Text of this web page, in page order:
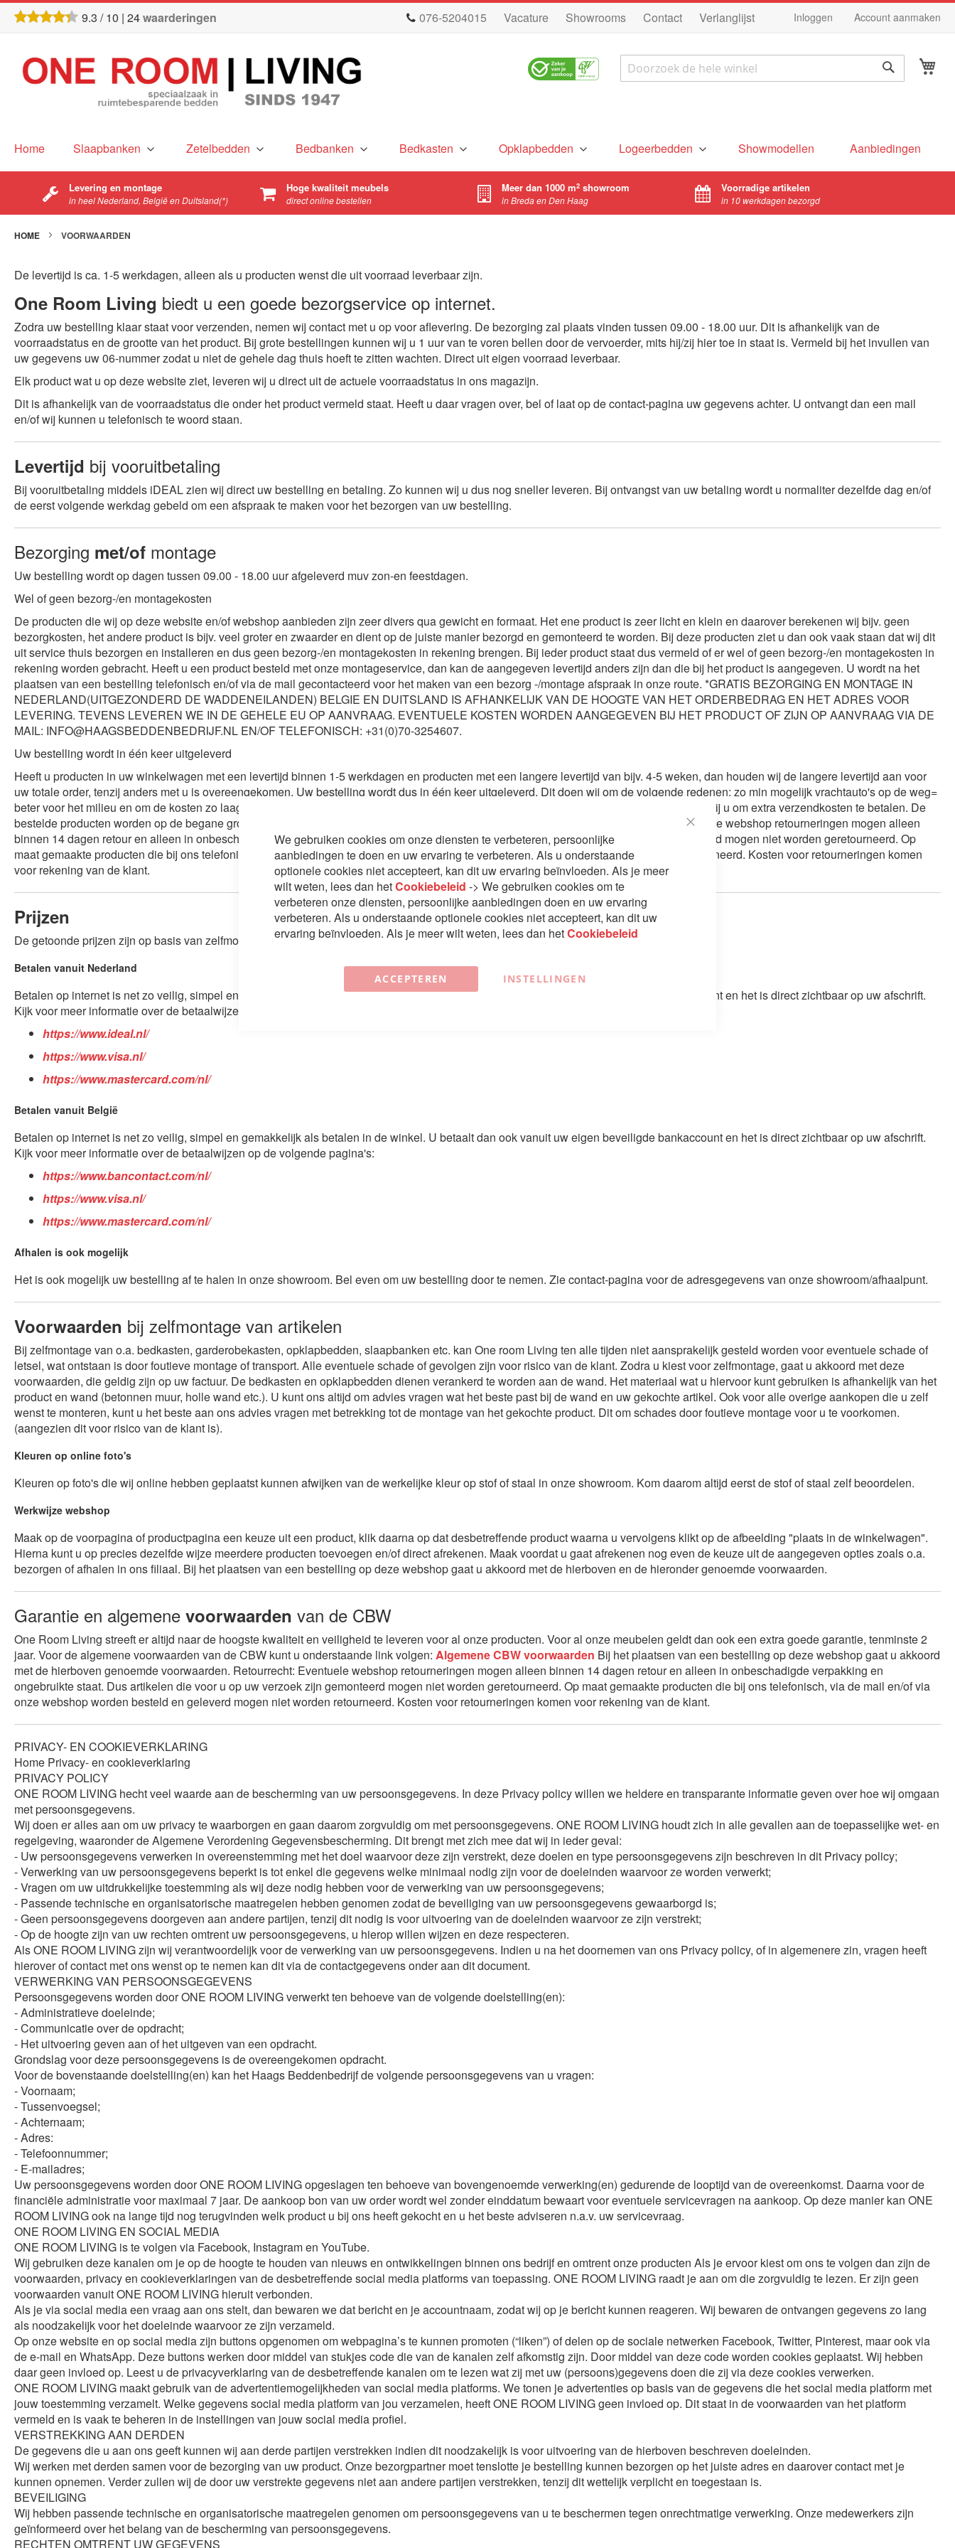
Cookie
We gebruiken cookies om onze diensten te verbeteren, persoonlijke
aanbiedingen te doen en uw ervaring te verbeteren. Als u onderstaande
optionele cookies niet accepteert, kan dit uw ervaring beïnvloeden. Als je meer
wilt weten, lees dan hetCookiebeleid -> We gebruiken cookies om te
verbeteren onze diensten, persoonlijke aanbiedingen doen en uw ervaring
verbeteren. Als u onderstaande optionele cookies niet accepteert, kan dit uw
ervaring beïnvloeden. Als je meer wilt weten, lees dan hetCookiebeleid
ACCEPTEREN INSTELLINGEN
Ga
9.3 / 10 | 24waarderingen 076-5204015 Vacature Showrooms Contact Verlanglijst Inloggen Account aanmaken
Zoek
Zoek
Home Slaapbanken Zetelbedden Bedbanken Bedkasten Opklapbedden Logeerbedden Showmodellen Aanbiedingen
Levering en montage
in heel Nederland, België en Duitsland(*)
Hoge kwaliteit meubels
direct online bestellen
Meer dan 1000 m2 showroom
in Breda en Den Haag
Voorradige artikelen
in 10 werkdagen bezorgd
HOME VOORWAARDEN
De levertijd is ca. 1-5 werkdagen, alleen als u producten wenst die uit voorraad leverbaar zijn.
One Room Living biedt u een goede bezorgservice op internet.
Zodra uw bestelling klaar staat voor verzenden, nemen wij contact met u op voor aflevering. De bezorging zal plaats vinden tussen 09.00 - 18.00 uur. Dit is afhankelijk van de
voorraadstatus en de grootte van het product. Bij grote bestellingen kunnen wij u 1 uur van te voren bellen door de vervoerder, mits hij/zij hier toe in staat is. Vermeld bij het invullen van
uw gegevens uw 06-nummer zodat u niet de gehele dag thuis hoeft te zitten wachten. Direct uit eigen voorraad leverbaar.
Elk product wat u op deze website ziet, leveren wij u direct uit de actuele voorraadstatus in ons magazijn.
Dit is afhankelijk van de voorraadstatus die onder het product vermeld staat. Heeft u daar vragen over, bel of laat op de contact-pagina uw gegevens achter. U ontvangt dan een mail
en/of wij kunnen u telefonisch te woord staan.
Levertijd bij vooruitbetaling
Bij vooruitbetaling middels iDEAL zien wij direct uw bestelling en betaling. Zo kunnen wij u dus nog sneller leveren. Bij ontvangst van uw betaling wordt u normaliter dezelfde dag en/of
de eerst volgende werkdag gebeld om een afspraak te maken voor het bezorgen van uw bestelling.
Bezorging met/of montage
Uw bestelling wordt op dagen tussen 09.00 - 18.00 uur afgeleverd muv zon-en feestdagen.
Wel of geen bezorg-/en montagekosten
De producten die wij op deze website en/of webshop aanbieden zijn zeer divers qua gewicht en formaat. Het ene product is zeer licht en klein en daarover berekenen wij bijv. geen
bezorgkosten, het andere product is bijv. veel groter en zwaarder en dient op de juiste manier bezorgd en gemonteerd te worden. Bij deze producten ziet u dan ook vaak staan dat wij dit
uit service thuis bezorgen en installeren en dus geen bezorg-/en montagekosten in rekening brengen. Bij ieder product staat dus vermeld of er wel of geen bezorg-/en montagekosten in
rekening worden gebracht. Heeft u een product besteld met onze montageservice, dan kan de aangegeven levertijd anders zijn dan die bij het product is aangegeven. U wordt na het
plaatsen van een bestelling telefonisch en/of via de mail gecontacteerd voor het maken van een bezorg -/montage afspraak in onze route. *GRATIS BEZORGING EN MONTAGE IN
NEDERLAND(UITGEZONDERD DE WADDENEILANDEN) BELGIE EN DUITSLAND IS AFHANKELIJK VAN DE HOOGTE VAN HET ORDERBEDRAG EN HET ADRES VOOR
LEVERING. TEVENS LEVEREN WE IN DE GEHELE EU OP AANVRAAG. EVENTUELE KOSTEN WORDEN AANGEGEVEN BIJ HET PRODUCT OF ZIJN OP AANVRAAG VIA DE
MAIL: INFO@HAAGSBEDDENBEDRIJF.NL EN/OF TELEFONISCH: +31(0)70-3254607.
Uw bestelling wordt in één keer uitgeleverd
Heeft u producten in uw winkelwagen met een levertijd binnen 1-5 werkdagen en producten met een langere levertijd van bijv. 4-5 weken, dan houden wij de langere levertijd aan voor
uw totale order, tenzij anders met u is overeengekomen. Uw bestelling wordt dus in één keer uitgeleverd. Dit doen wij om de volgende redenen: zo min mogelijk vrachtauto's op de weg=
beter voor het milieu en om de kosten zo laag mogelijk te houden. Wenst u de producten toch liever eerder geleverd te krijgen, dan vragen wij u om extra verzendkosten te betalen. De
bestelde producten worden op de begane grondvloer geleverd achter de voordeur, tenzij anders met u is afgesproken. Retourrecht: Eventuele webshop retourneringen mogen alleen
binnen 14 dagen retour en alleen in onbeschadigde verpakking en ongebruikte staat. Dus artikelen die voor u op uw verzoek zijn gemonteerd mogen niet worden geretourneerd. Op
maat gemaakte producten die bij ons telefonisch, via de mail en/of via onze webshop worden besteld en geleverd mogen niet worden retourneerd. Kosten voor retourneringen komen
voor rekening van de klant.
Prijzen
De getoonde prijzen zijn op basis van zelfmontage, tenzij anders vermeld. Alle getoonde prijzen zijn inclusief 21% BTW.
Betalen vanuit Nederland
Betalen op internet is net zo veilig, simpel en gemakkelijk als betalen in de winkel. U betaalt dan ook vanuit uw eigen beveiligde bankaccount en het is direct zichtbaar op uw afschrift.
Kijk voor meer informatie over de betaalwijzen op de volgende pagina's:
https://www.ideal.nl/
https://www.visa.nl/
https://www.mastercard.com/nl/
Betalen vanuit België
Betalen op internet is net zo veilig, simpel en gemakkelijk als betalen in de winkel. U betaalt dan ook vanuit uw eigen beveiligde bankaccount en het is direct zichtbaar op uw afschrift.
Kijk voor meer informatie over de betaalwijzen op de volgende pagina's:
https://www.bancontact.com/nl/
https://www.visa.nl/
https://www.mastercard.com/nl/
Afhalen is ook mogelijk
Het is ook mogelijk uw bestelling af te halen in onze showroom. Bel even om uw bestelling door te nemen. Zie contact-pagina voor de adresgegevens van onze showroom/afhaalpunt.
Voorwaarden bij zelfmontage van artikelen
Bij zelfmontage van o.a. bedkasten, garderobekasten, opklapbedden, slaapbanken etc. kan One room Living ten alle tijden niet aansprakelijk gesteld worden voor eventuele schade of
letsel, wat ontstaan is door foutieve montage of transport. Alle eventuele schade of gevolgen zijn voor risico van de klant. Zodra u kiest voor zelfmontage, gaat u akkoord met deze
voorwaarden, die geldig zijn op uw factuur. De bedkasten en opklapbedden dienen verankerd te worden aan de wand. Het materiaal wat u hiervoor kunt gebruiken is afhankelijk van het
product en wand (betonnen muur, holle wand etc.). U kunt ons altijd om advies vragen wat het beste past bij de wand en uw gekochte artikel. Ook voor alle overige aankopen die u zelf
wenst te monteren, kunt u het beste aan ons advies vragen met betrekking tot de montage van het gekochte product. Dit om schades door foutieve montage voor u te voorkomen.
(aangezien dit voor risico van de klant is).
Kleuren op online foto's
Kleuren op foto's die wij online hebben geplaatst kunnen afwijken van de werkelijke kleur op stof of staal in onze showroom. Kom daarom altijd eerst de stof of staal zelf beoordelen.
Werkwijze webshop
Maak op de voorpagina of productpagina een keuze uit een product, klik daarna op dat desbetreffende product waarna u vervolgens klikt op de afbeelding "plaats in de winkelwagen".
Hierna kunt u op precies dezelfde wijze meerdere producten toevoegen en/of direct afrekenen. Maak voordat u gaat afrekenen nog even de keuze uit de aangegeven opties zoals o.a.
bezorgen of afhalen in ons filiaal. Bij het plaatsen van een bestelling op deze webshop gaat u akkoord met de hierboven en de hieronder genoemde voorwaarden.
Garantie en algemene voorwaarden van de CBW
One Room Living streeft er altijd naar de hoogste kwaliteit en veiligheid te leveren voor al onze producten. Voor al onze meubelen geldt dan ook een extra goede garantie, tenminste 2
jaar. Voor de algemene voorwaarden van de CBW kunt u onderstaande link volgen: Algemene CBW voorwaarden Bij het plaatsen van een bestelling op deze webshop gaat u akkoord
met de hierboven genoemde voorwaarden. Retourrecht: Eventuele webshop retourneringen mogen alleen binnen 14 dagen retour en alleen in onbeschadigde verpakking en
ongebruikte staat. Dus artikelen die voor u op uw verzoek zijn gemonteerd mogen niet worden geretourneerd. Op maat gemaakte producten die bij ons telefonisch, via de mail en/of via
onze webshop worden besteld en geleverd mogen niet worden retourneerd. Kosten voor retourneringen komen voor rekening van de klant.
PRIVACY- EN COOKIEVERKLARING
Home Privacy- en cookieverklaring
PRIVACY POLICY
ONE ROOM LIVING hecht veel waarde aan de bescherming van uw persoonsgegevens. In deze Privacy policy willen we heldere en transparante informatie geven over hoe wij omgaan
met persoonsgegevens.
Wij doen er alles aan om uw privacy te waarborgen en gaan daarom zorgvuldig om met persoonsgegevens. ONE ROOM LIVING houdt zich in alle gevallen aan de toepasselijke wet- en
regelgeving, waaronder de Algemene Verordening Gegevensbescherming. Dit brengt met zich mee dat wij in ieder geval:
- Uw persoonsgegevens verwerken in overeenstemming met het doel waarvoor deze zijn verstrekt, deze doelen en type persoonsgegevens zijn beschreven in dit Privacy policy;
- Verwerking van uw persoonsgegevens beperkt is tot enkel die gegevens welke minimaal nodig zijn voor de doeleinden waarvoor ze worden verwerkt;
- Vragen om uw uitdrukkelijke toestemming als wij deze nodig hebben voor de verwerking van uw persoonsgegevens;
- Passende technische en organisatorische maatregelen hebben genomen zodat de beveiliging van uw persoonsgegevens gewaarborgd is;
- Geen persoonsgegevens doorgeven aan andere partijen, tenzij dit nodig is voor uitvoering van de doeleinden waarvoor ze zijn verstrekt;
- Op de hoogte zijn van uw rechten omtrent uw persoonsgegevens, u hierop willen wijzen en deze respecteren.
Als ONE ROOM LIVING zijn wij verantwoordelijk voor de verwerking van uw persoonsgegevens. Indien u na het doornemen van ons Privacy policy, of in algemenere zin, vragen heeft
hierover of contact met ons wenst op te nemen kan dit via de contactgegevens onder aan dit document.
VERWERKING VAN PERSOONSGEGEVENS
Persoonsgegevens worden door ONE ROOM LIVING verwerkt ten behoeve van de volgende doelstelling(en):
- Administratieve doeleinde;
- Communicatie over de opdracht;
- Het uitvoering geven aan of het uitgeven van een opdracht.
Grondslag voor deze persoonsgegevens is de overeengekomen opdracht.
Voor de bovenstaande doelstelling(en) kan het Haags Beddenbedrijf de volgende persoonsgegevens van u vragen:
- Voornaam;
- Tussenvoegsel;
- Achternaam;
- Adres:
- Telefoonnummer;
- E-mailadres;
Uw persoonsgegevens worden door ONE ROOM LIVING opgeslagen ten behoeve van bovengenoemde verwerking(en) gedurende de looptijd van de overeenkomst. Daarna voor de
financiële administratie voor maximaal 7 jaar. De aankoop bon van uw order wordt wel zonder einddatum bewaart voor eventuele servicevragen na aankoop. Op deze manier kan ONE
ROOM LIVING ook na lange tijd nog terugvinden welk product u bij ons heeft gekocht en u het beste adviseren n.a.v. uw servicevraag.
ONE ROOM LIVING EN SOCIAL MEDIA
ONE ROOM LIVING is te volgen via Facebook, Instagram en YouTube.
Wij gebruiken deze kanalen om je op de hoogte te houden van nieuws en ontwikkelingen binnen ons bedrijf en omtrent onze producten Als je ervoor kiest om ons te volgen dan zijn de
voorwaarden, privacy en cookieverklaringen van de desbetreffende social media platforms van toepassing. ONE ROOM LIVING raadt je aan om die zorgvuldig te lezen. Er zijn geen
voorwaarden vanuit ONE ROOM LIVING hieruit verbonden.
Als je via social media een vraag aan ons stelt, dan bewaren we dat bericht en je accountnaam, zodat wij op je bericht kunnen reageren. Wij bewaren de ontvangen gegevens zo lang
als noodzakelijk voor het doeleinde waarvoor ze zijn verzameld.
Op onze website en op social media zijn buttons opgenomen om webpagina’s te kunnen promoten (“liken”) of delen op de sociale netwerken Facebook, Twitter, Pinterest, maar ook via
de e-mail en WhatsApp. Deze buttons werken door middel van stukjes code die van de kanalen zelf afkomstig zijn. Door middel van deze code worden cookies geplaatst. Wij hebben
daar geen invloed op. Leest u de privacyverklaring van de desbetreffende kanalen om te lezen wat zij met uw (persoons)gegevens doen die zij via deze cookies verwerken.
ONE ROOM LIVING maakt gebruik van de advertentiemogelijkheden van social media platforms. We tonen je advertenties op basis van de gegevens die het social media platform met
jouw toestemming verzamelt. Welke gegevens social media platform van jou verzamelen, heeft ONE ROOM LIVING geen invloed op. Dit staat in de voorwaarden van het platform
vermeld en is vaak te beheren in de instellingen van jouw social media profiel.
VERSTREKKING AAN DERDEN
De gegevens die u aan ons geeft kunnen wij aan derde partijen verstrekken indien dit noodzakelijk is voor uitvoering van de hierboven beschreven doeleinden.
Wij werken met derden samen voor de bezorging van uw product. Onze bezorgpartner moet tenslotte je bestelling kunnen bezorgen op het juiste adres en daarover contact met je
kunnen opnemen. Verder zullen wij de door uw verstrekte gegevens niet aan andere partijen verstrekken, tenzij dit wettelijk verplicht en toegestaan is.
BEVEILIGING
Wij hebben passende technische en organisatorische maatregelen genomen om persoonsgegevens van u te beschermen tegen onrechtmatige verwerking. Onze medewerkers zijn
geïnformeerd over het belang van de bescherming van persoonsgegevens.
RECHTEN OMTRENT UW GEGEVENS